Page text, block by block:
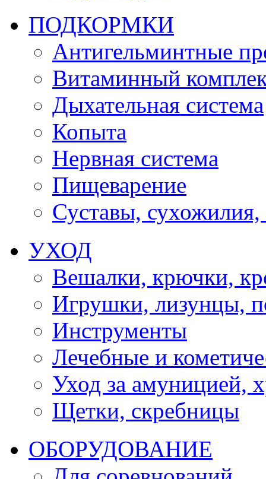
ПОДКОРМКИ
Антигельминтные
Витаминный
Дыхательная система
Копыта
Нервная система
Пищеварение
Суставы, сухожилия,
УХОД
Вешалки, крючки,
Игрушки, лизунцы,
Инструменты
Лечебные и
Уход за амуницией,
Щетки, скребницы
ОБОРУДОВАНИЕ